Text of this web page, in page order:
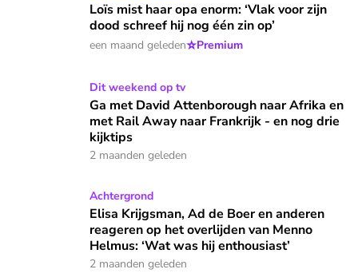
Loïs mist haar opa enorm: ‘Vlak voor zijn
dood schreef hij nog één zin op’
een maand geleden⭐Premium
Ga met David Attenborough naar Afrika en met Rail Away
Dit weekend op tv
Ga met David Attenborough naar Afrika en
met Rail Away naar Frankrijk - en nog drie
kijktips
2 maanden geleden
Elisa Krijgsman, Ad de Boer en anderen reageren op het
Achtergrond
Elisa Krijgsman, Ad de Boer en anderen
reageren op het overlijden van Menno
Helmus: ‘Wat was hij enthousiast’
2 maanden geleden